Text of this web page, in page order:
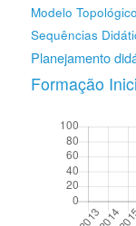
Modelo
Sequências
Planejamento
Formação